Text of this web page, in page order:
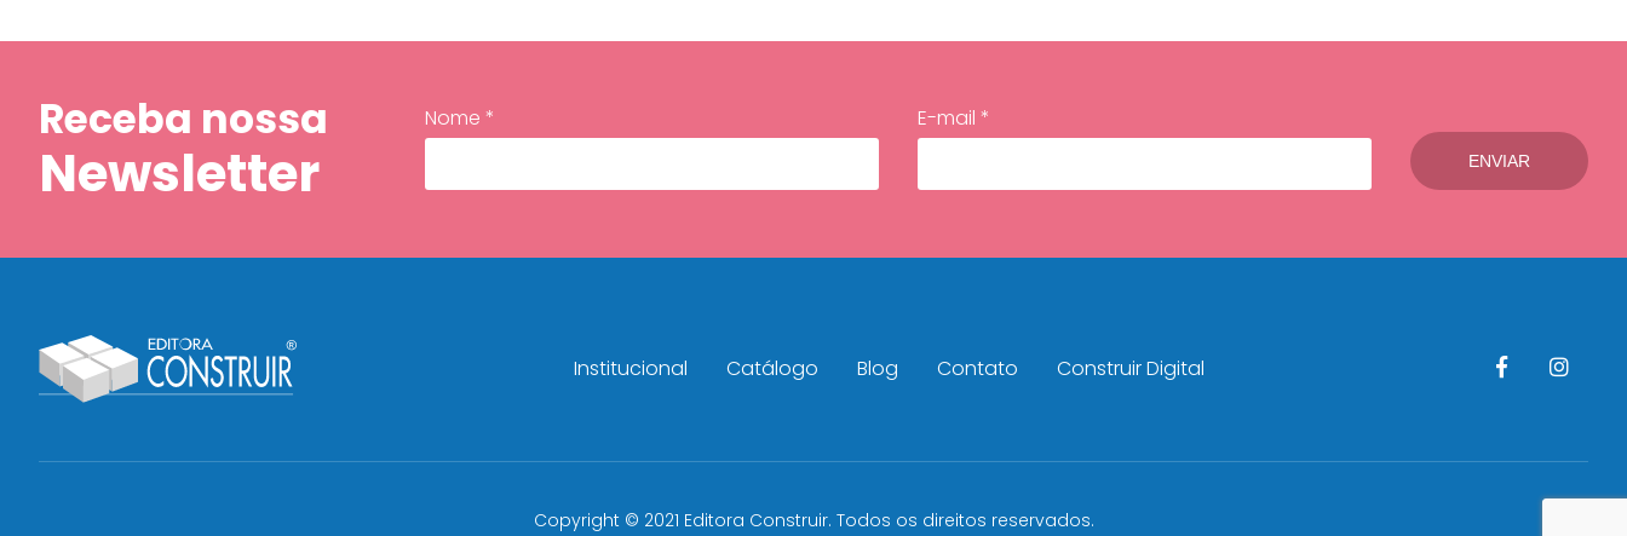
Receba nossa
Newsletter
Nome * E-mail *
Institucional Catálogo Blog Contato Construir Digital
Copyright © 2021 Editora Construir. Todos os direitos reservados.